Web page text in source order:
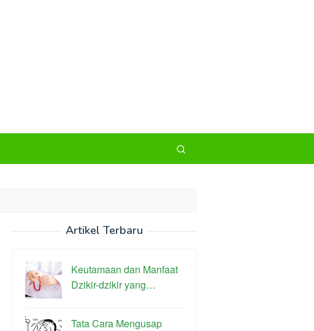
Artikel Terbaru
Keutamaan dan Manfaat
Dzikir-dzikir yang…
Tata Cara Mengusap